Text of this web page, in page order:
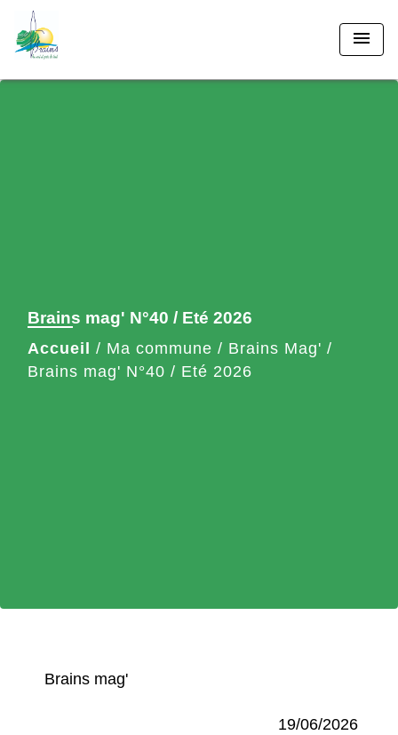
menu
Brains mag' N°40 / Eté 2026
Accueil / Ma commune / Brains Mag' /
Brains mag' N°40 / Eté 2026
Brains mag'
19/06/2026